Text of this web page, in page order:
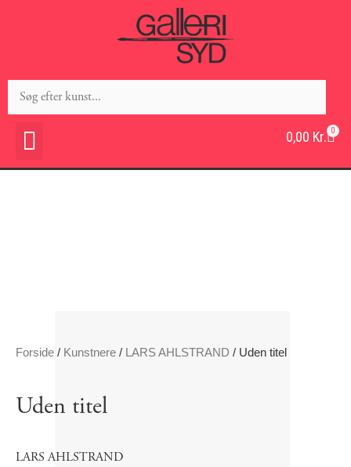
0,00 Kr. 0
Forside / Kunstnere / LARS AHLSTRAND / Uden titel
Uden titel
LARS AHLSTRAND